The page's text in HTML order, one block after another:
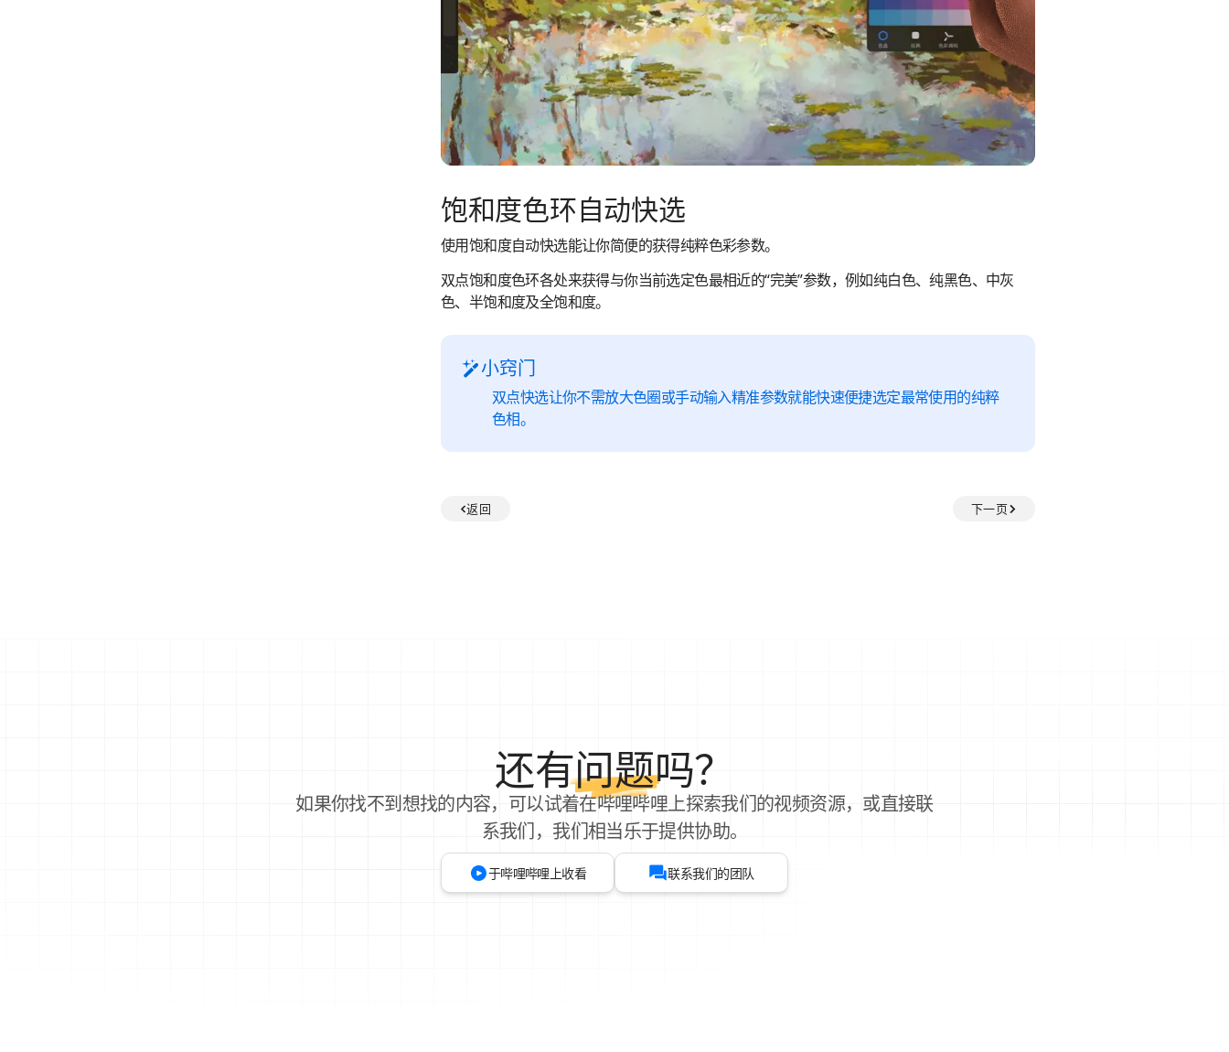
饱和度色环自动快选
使用饱和度自动快选能让你简便的获得纯粹色彩参数。
双点饱和度色环各处来获得与你当前选定色最相近的“完美”参数，例如纯白色、纯黑色、中灰
色、半饱和度及全饱和度。
小窍门
双点快选让你不需放大色圈或手动输入精准参数就能快速便捷选定最常使用的纯粹
色相。
返回 下一页
还有问题吗？
如果你找不到想找的内容，可以试着在哔哩哔哩上探索我们的视频资源，或直接联
系我们，我们相当乐于提供协助。
于哔哩哔哩上收看 联系我们的团队